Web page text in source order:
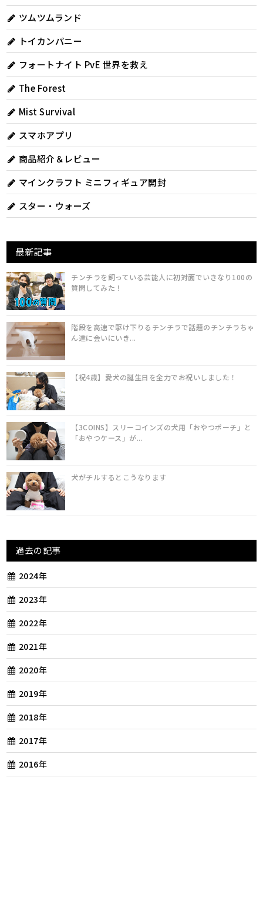
ツムツムランド
トイカンパニー
フォートナイト PvE 世界を救え
The Forest
Mist Survival
スマホアプリ
商品紹介＆レビュー
マインクラフト ミニフィギュア開封
スター・ウォーズ
最新記事
チンチラを飼っている芸能人に初対面でいきなり100の
質問してみた！
階段を高速で駆け下りるチンチラで話題のチンチラちゃ
ん達に会いにいき...
【祝4歳】愛犬の誕生日を全力でお祝いしました！
【3COINS】スリーコインズの犬用「おやつポーチ」と
「おやつケース」が...
犬がチルするとこうなります
過去の記事
2024年
2023年
2022年
2021年
2020年
2019年
2018年
2017年
2016年